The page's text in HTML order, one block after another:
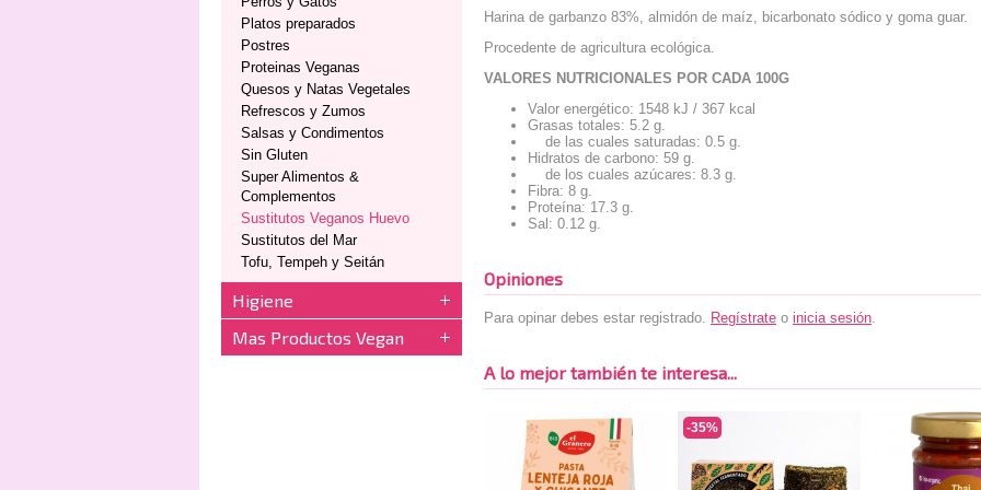
Platos preparados
Postres
Proteinas Veganas
Quesos y Natas Vegetales
Refrescos y Zumos
Salsas y Condimentos
Sin Gluten
Super Alimentos &
Complementos
Sustitutos Veganos Huevo
Sustitutos del Mar
Tofu, Tempeh y Seitán
Higiene
Mas Productos Vegan
Harina de garbanzo 83%, almidón de maíz, bicarbonato sódico y goma guar.
Procedente de agricultura ecológica.
VALORES NUTRICIONALES POR CADA 100G
Valor energético: 1548 kJ / 367 kcal
Grasas totales: 5.2 g.
de las cuales saturadas: 0.5 g.
Hidratos de carbono: 59 g.
de los cuales azúcares: 8.3 g.
Fibra: 8 g.
Proteína: 17.3 g.
Sal: 0.12 g.
Opiniones
Para opinar debes estar registrado. Regístrate o inicia sesión.
A lo mejor también te interesa...
-35%